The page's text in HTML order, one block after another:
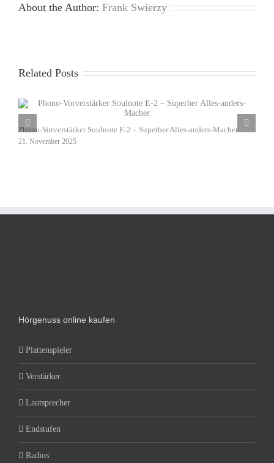
About the Author: Frank Swierzy
Related Posts
Phono-Vorverstärker Soulnote E-2 – Superber Alles-anders-Macher
21. November 2025
Hörgenuss online kaufen
Plattenspieler
Verstärker
Lautsprecher
Endstufen
Radios